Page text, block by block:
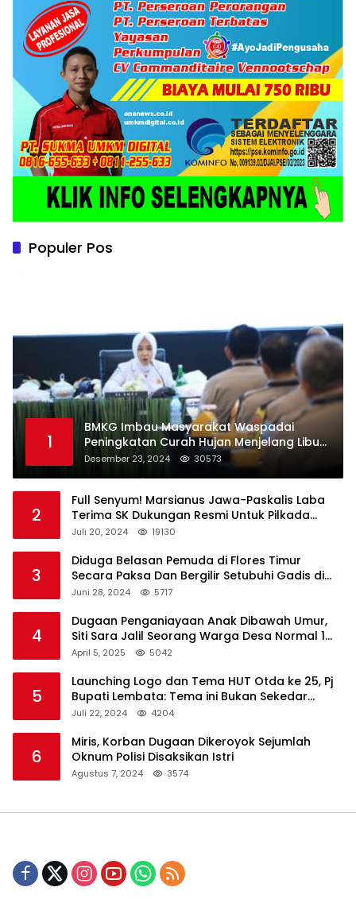
Populer Pos
1
BMKG Imbau Masyarakat Waspadai
Peningkatan Curah Hujan Menjelang Libur
Natal dan Tahun Baru
Desember 23, 2024 30573
2
Full Senyum! Marsianus Jawa-Paskalis Laba
Terima SK Dukungan Resmi Untuk Pilkada
Lembata
Juli 20, 2024 19130
3
Diduga Belasan Pemuda di Flores Timur
Secara Paksa Dan Bergilir Setubuhi Gadis di
Bawah Umur
Juni 28, 2024 5717
4
Dugaan Penganiayaan Anak Dibawah Umur,
Siti Sara Jalil Seorang Warga Desa Normal 1
Melapor ke Polisi
April 5, 2025 5042
5
Launching Logo dan Tema HUT Otda ke 25, Pj
Bupati Lembata: Tema ini Bukan Sekedar
Refleksi Semalam
Juli 22, 2024 4204
6
Miris, Korban Dugaan Dikeroyok Sejumlah
Oknum Polisi Disaksikan Istri
Agustus 7, 2024 3574